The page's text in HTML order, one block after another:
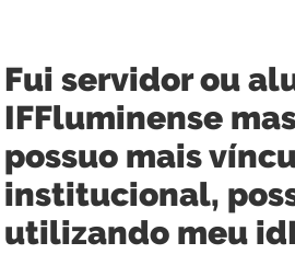
Fui servidor ou
IFFluminense
possuo mais
institucional,
utilizando meu